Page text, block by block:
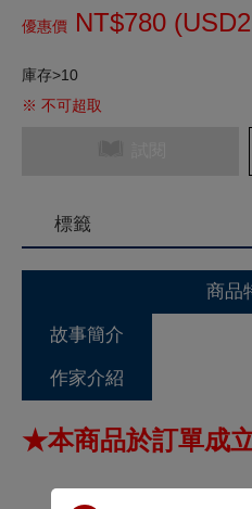
優惠價 NT$780 (USD
庫存>10
※ 不可超取
標籤
商品
故事簡介
作家介紹
★本商品於訂單成